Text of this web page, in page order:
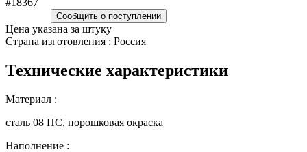
Сообщить о поступлении
Цена указана за штуку
Страна изготовления : Россия
Технические характеристики
Материал :
сталь 08 ПC, порошковая окраска
Наполнение :